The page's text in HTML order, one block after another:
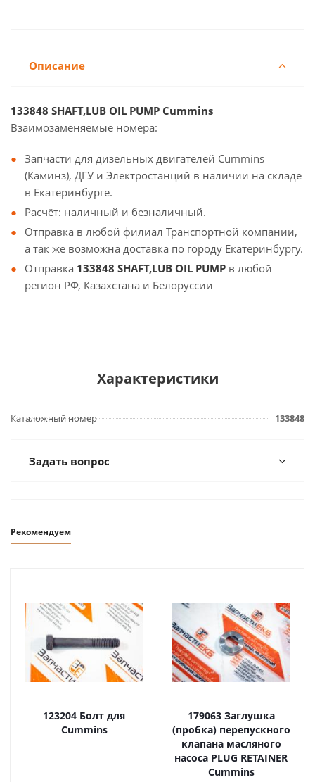
Описание
133848 SHAFT,LUB OIL PUMP Cummins
Взаимозаменяемые номера:
Запчасти для дизельных двигателей Cummins
(Каминз), ДГУ и Электростанций в наличии на складе
в Екатеринбурге.
Расчёт: наличный и безналичный.
Отправка в любой филиал Транспортной компании,
а так же возможна доставка по городу Екатеринбургу.
Отправка 133848 SHAFT,LUB OIL PUMP в любой
регион РФ, Казахстана и Белоруссии
Характеристики
Каталожный номер 133848
Задать вопрос
Рекомендуем
123204 Болт для
Cummins
179063 Заглушка
(пробка) перепускного
клапана масляного
насоса PLUG RETAINER
Cummins